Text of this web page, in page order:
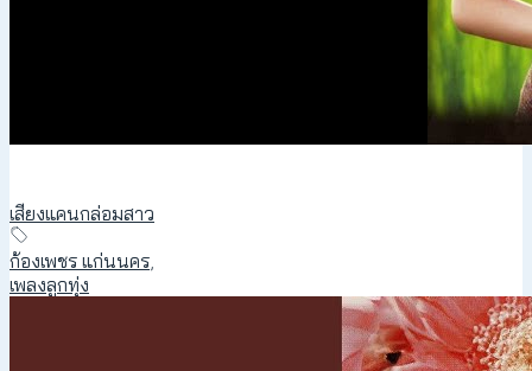
เสียงแคนกล่อมสาว
ก้องเพชร แก่นนคร,
เพลงลูกทุ่ง